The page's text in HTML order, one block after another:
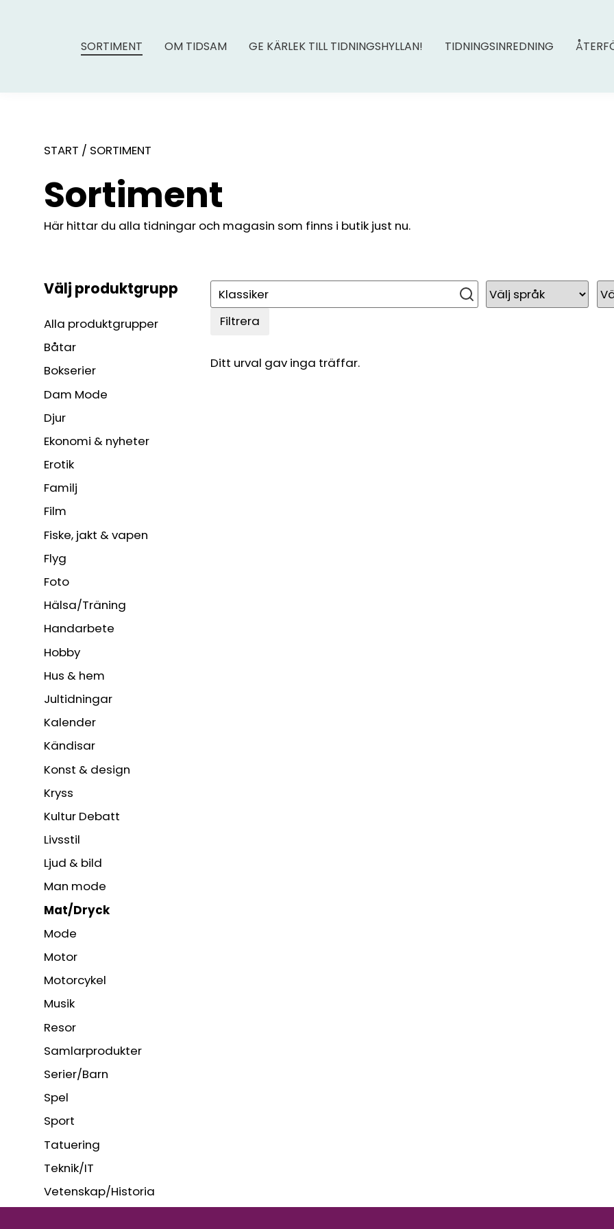
SORTIMENT OM TIDSAM GE KÄRLEK TILL TIDNINGSHYLLAN! TIDNINGSINREDNING
START / SORTIMENT
Sortiment
Här hittar du alla tidningar och magasin som finns i butik just nu.
Välj produktgrupp
Alla produktgrupper
Båtar
Bokserier
Dam Mode
Djur
Ekonomi & nyheter
Erotik
Familj
Film
Fiske, jakt & vapen
Flyg
Foto
Hälsa/Träning
Handarbete
Hobby
Hus & hem
Jultidningar
Kalender
Kändisar
Konst & design
Kryss
Kultur Debatt
Livsstil
Ljud & bild
Man mode
Mat/Dryck
Mode
Motor
Motorcykel
Musik
Resor
Samlarprodukter
Serier/Barn
Spel
Sport
Tatuering
Teknik/IT
Vetenskap/Historia
Sök
Filtrera
Ditt urval gav inga träffar.